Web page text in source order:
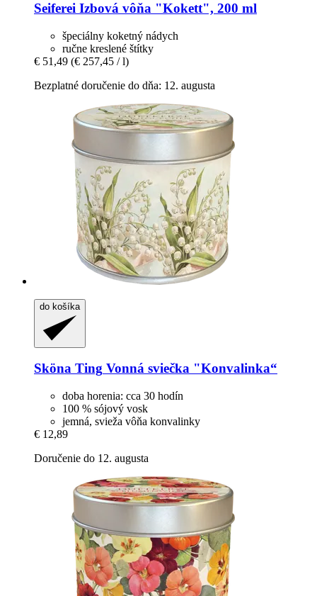
Seiferei Izbová vôňa "Kokett", 200 ml
špeciálny koketný nádych
ručne kreslené štítky
€ 51,49 (€ 257,45 / l)
Bezplatné doručenie do dňa: 12. augusta
do košíka
Sköna Ting Vonná sviečka "Konvalinka“
doba horenia: cca 30 hodín
100 % sójový vosk
jemná, svieža vôňa konvalinky
€ 12,89
Doručenie do 12. augusta